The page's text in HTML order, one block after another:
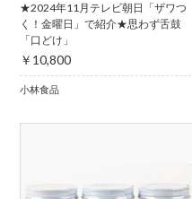
★2024年11月テレビ朝日「ザワつ
く！金曜日」で紹介★思わず舌鼓
「口どけ」
￥10,800
小林食品